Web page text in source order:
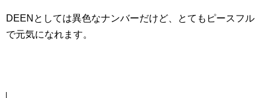
DEENとしては異色なナンバーだけど、とてもピースフル
で元気になれます。